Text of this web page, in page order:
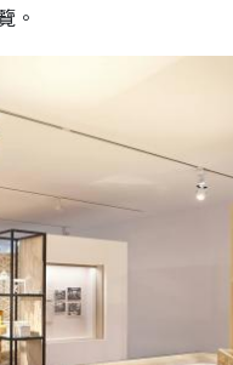
。